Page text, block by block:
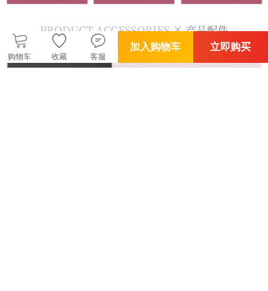
购物车 收藏 客服
加入购物车 立即购买